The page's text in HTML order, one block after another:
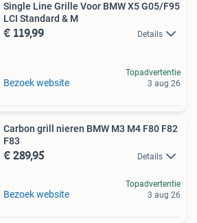
Single Line Grille Voor BMW X5 G05/F95
LCI Standard & M
€ 119,99 Details
Bezoek website
Topadvertentie
3 aug 26
Carbon grill nieren BMW M3 M4 F80 F82
F83
€ 289,95 Details
Bezoek website
Topadvertentie
3 aug 26